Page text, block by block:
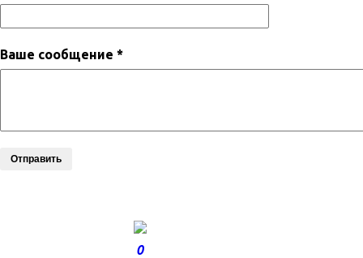
Ваше сообщение *
Отправить
0